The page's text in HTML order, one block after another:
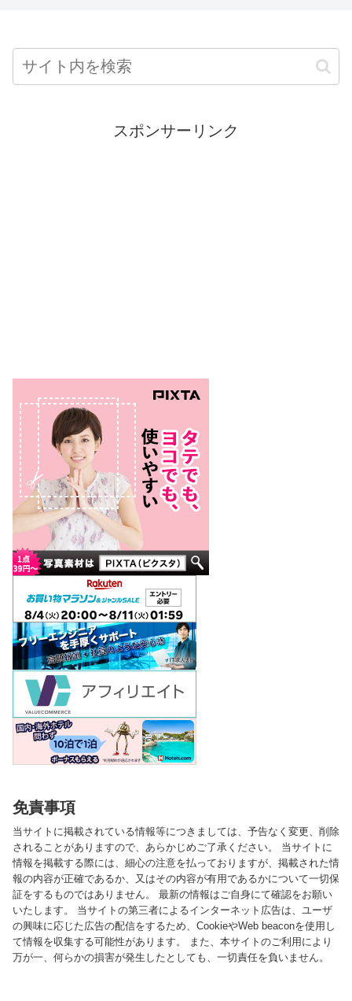
スポンサーリンク
免責事項
当サイトに掲載されている情報等につきましては、予告なく変更、削除
されることがありますので、あらかじめご了承ください。 当サイトに
情報を掲載する際には、細心の注意を払っておりますが、掲載された情
報の内容が正確であるか、又はその内容が有用であるかについて一切保
証をするものではありません。 最新の情報はご自身にて確認をお願い
いたします。 当サイトの第三者によるインターネット広告は、ユーザ
の興味に応じた広告の配信をするため、CookieやWeb beaconを使用し
て情報を収集する可能性があります。 また、本サイトのご利用により
万が一、何らかの損害が発生したとしても、一切責任を負いません。